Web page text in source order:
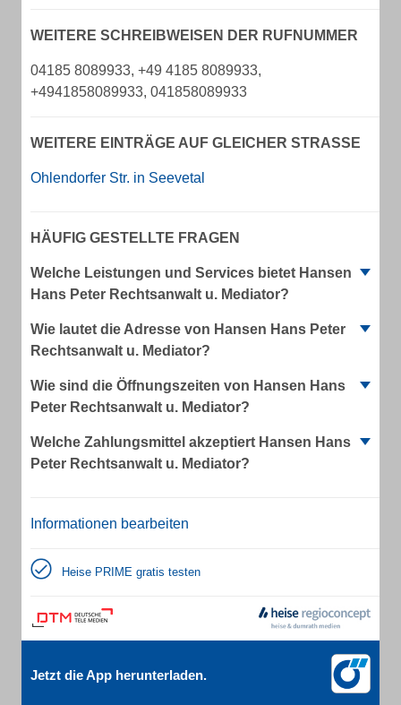
WEITERE SCHREIBWEISEN DER RUFNUMMER
04185 8089933, +49 4185 8089933,
+4941858089933, 041858089933
WEITERE EINTRÄGE AUF GLEICHER STRASSE
Ohlendorfer Str. in Seevetal
HÄUFIG GESTELLTE FRAGEN
Welche Leistungen und Services bietet Hansen
Hans Peter Rechtsanwalt u. Mediator?
Wie lautet die Adresse von Hansen Hans Peter
Rechtsanwalt u. Mediator?
Wie sind die Öffnungszeiten von Hansen Hans
Peter Rechtsanwalt u. Mediator?
Welche Zahlungsmittel akzeptiert Hansen Hans
Peter Rechtsanwalt u. Mediator?
Informationen bearbeiten
Heise PRIME gratis testen
Jetzt die App herunterladen.